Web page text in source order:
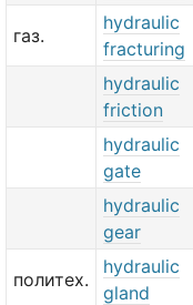
газ.
hydraulic
fracturing
hydraulic
friction
hydraulic
gate
hydraulic
gear
политех.
hydraulic
gland